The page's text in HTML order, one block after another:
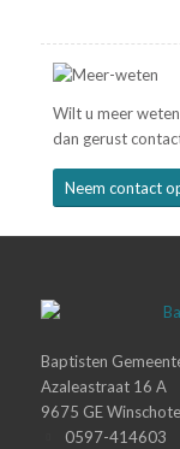
Wilt u meer
dan gerust
Neem contact
Baptisten
Azaleastraat 16 A
9675 GE
0597-414603